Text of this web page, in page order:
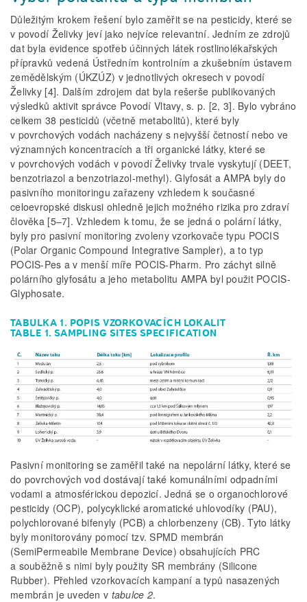
Důležitým krokem řešení bylo zaměřit se na pesticidy, které se
v povodí Želivky jeví jako nejvíce relevantní. Jedním ze zdrojů
dat byla evidence spotřeb účinných látek rostlinolékařských
přípravků vedená Ústředním kontrolním a zkušebním ústavem
zemědělským (ÚKZÚZ) v jednotlivých okresech v povodí
Želivky [4]. Dalším zdrojem dat byla rešerše publikovaných
výsledků aktivit správce Povodí Vltavy, s. p. [2, 3]. Bylo vybráno
celkem 38 pesticidů (včetně metabolitů), které byly
v povrchových vodách nacházeny s nejvyšší četností nebo ve
významných koncentracích a tři organické látky, které se
v povrchových vodách v povodí Želivky trvale vyskytují (DEET,
benzotriazol a benzotriazol-methyl). Glyfosát a AMPA byly do
pasivního monitoringu zařazeny vzhledem k současné
celoevropské diskusi ohledně jejich možného rizika pro zdraví
člověka [5–7]. Vzhledem k tomu, že se jedná o polární látky,
byly pro pasivní monitoring zvoleny vzorkovače typu POCIS
(Polar Organic Compound Integrative Sampler), a to typ
POCIS-Pes a v menší míře POCIS-Pharm. Pro záchyt silně
polárního glyfosátu a jeho metabolitu AMPA byl použit POCIS-
Glyphosate.
TABULKA 1. POPIS VZORKOVACÍCH LOKALIT
TABLE 1. SAMPLING SITES SPECIFICATION
Pasivní monitoring se zaměřil také na nepolární látky, které se
do povrchových vod dostávají také komunálními odpadními
vodami a atmosférickou depozicí. Jedná se o organochlorové
pesticidy (OCP), polycyklické aromatické uhlovodíky (PAU),
polychlorované bifenyly (PCB) a chlorbenzeny (CB). Tyto látky
byly monitorovány pomocí tzv. SPMD membrán
(SemiPermeabile Membrane Device) obsahujících PRC
a souběžně s nimi byly použity SR membrány (Silicone
Rubber). Přehled vzorkovacích kampaní a typů nasazených
membrán je uveden v tabulce 2.